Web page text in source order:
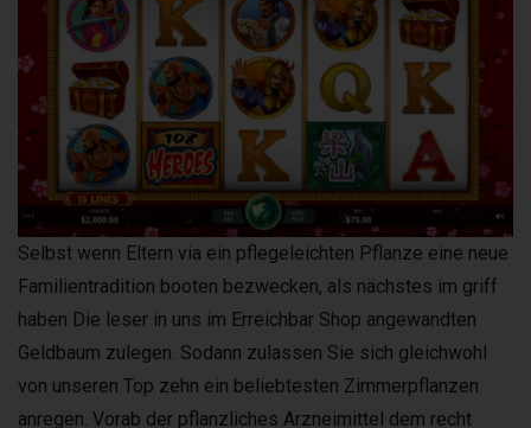
Selbst wenn Eltern via ein pflegeleichten Pflanze eine neue
Familientradition booten bezwecken, als nächstes im griff
haben Die leser in uns im Erreichbar Shop angewandten
Geldbaum zulegen. Sodann zulassen Sie sich gleichwohl
von unseren Top zehn ein beliebtesten Zimmerpflanzen
anregen. Vorab der pflanzliches Arzneimittel dem recht